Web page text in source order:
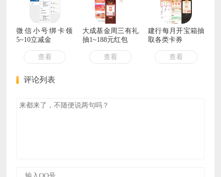
微信小号绑卡领
5~10立减金
查看
大成基金周三有礼
抽1~188元红包
查看
建行每月开宝箱抽
取各类卡券
查看
评论列表